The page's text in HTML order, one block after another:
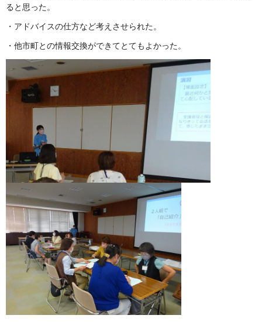
ると思った。
・アドバイスの仕方など考えさせられた。
・他市町との情報交換ができてとてもよかった。